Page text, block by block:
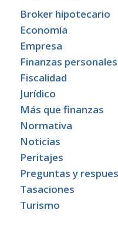
Broker hipotecario
Economía
Empresa
Finanzas personales
Fiscalidad
Jurídico
Más que finanzas
Normativa
Noticias
Peritajes
Preguntas y
Tasaciones
Turismo